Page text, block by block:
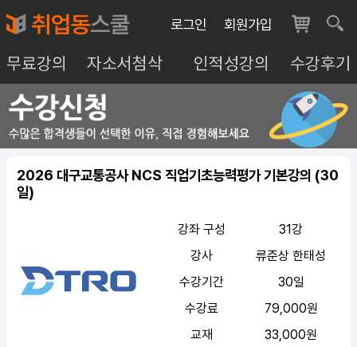
로그인 회원가입
무료강의 자소서첨삭 인적성강의 수강후기
2026 대구교통공사 NCS 직업기초능력평가 기본강의 (30
일)
강좌 구성
31강
강사
류준상 한태성
수강기간
30일
수강료
79,000원
교재
33,000원